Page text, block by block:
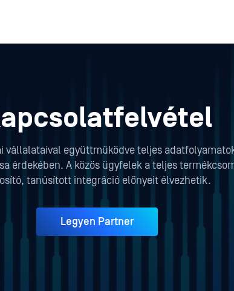
vállalataival együttműködve teljes
érdekében. A közös ügyfelek a teljes
tanúsított integráció előnyeit élvezhetik.
Legyen Partner